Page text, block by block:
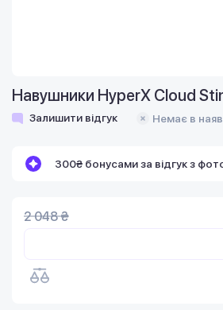
Навушники HyperX Cloud
Залишити відгук Немає в
300₴ бонусами за відгук з
2 048 ₴